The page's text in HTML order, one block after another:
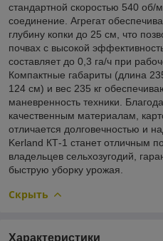
стандартной скоростью 540
соединение. Агрегат
глубину копки до 25 см, что
почвах с высокой
составляет до 0,3 га/ч при
Компактные габариты (длина
124 см) и вес 235 кг
маневренность техники.
качественным материалам,
отличается долговечностью и
Kerland КТ-1 станет отличным
владельцев сельхозугодий,
быструю уборку урожая.
Скрыть
Характеристики